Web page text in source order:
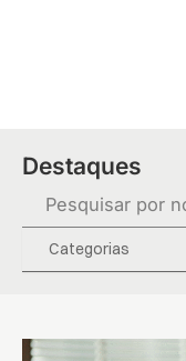
Destaques